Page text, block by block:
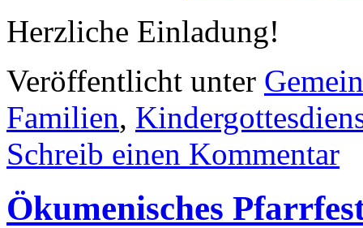
Herzliche Einladung!
Veröffentlicht unter
Familien,
Schreib einen Kommentar
Ökumenisches